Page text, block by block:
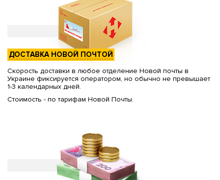
ДОСТАВКА НОВОЙ ПОЧТОЙ
Скорость доставки в любое отделение Новой почты в
Украине фиксируется оператором, но обычно не превышает
1-3 календарных дней.
Стоимость - по тарифам Новой Почты.